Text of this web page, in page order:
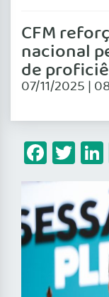
CFM
nacional
de
07/11/2025 |